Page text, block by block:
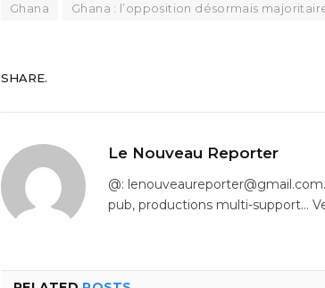
Ghana Ghana : l’opposition désormais
SHARE.
Le Nouveau Reporter
@:
pub, productions multi-support…